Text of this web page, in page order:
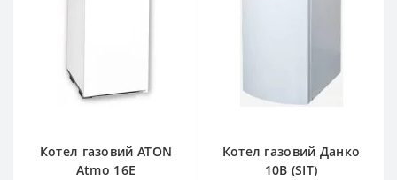
Котел газовий ATON
Atmo 16Е
Котел газовий Данко
10В (SIT)